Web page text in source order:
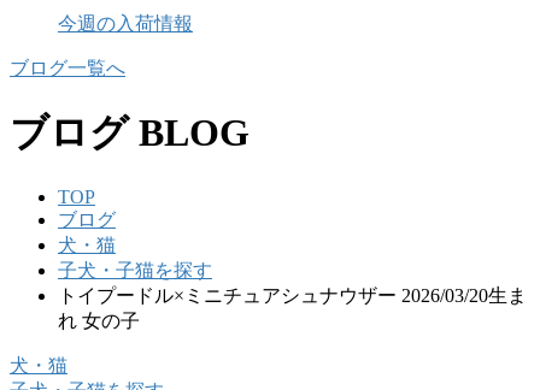
今週の入荷情報
ブログ一覧へ
ブログ BLOG
TOP
ブログ
犬・猫
子犬・子猫を探す
トイプードル×ミニチュアシュナウザー 2026/03/20生ま
れ 女の子
犬・猫